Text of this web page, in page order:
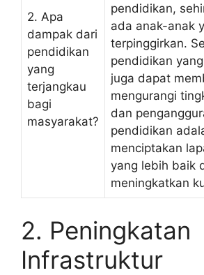
2. Apa
dampak dari
pendidikan
yang
terjangkau
bagi
masyarakat?
pendidikan,
ada anak-anak
terpinggirkan.
pendidikan
juga dapat
mengurangi
dan
pendidikan
menciptakan
yang lebih baik
meningkatkan
2. Peningkatan
Infrastruktur